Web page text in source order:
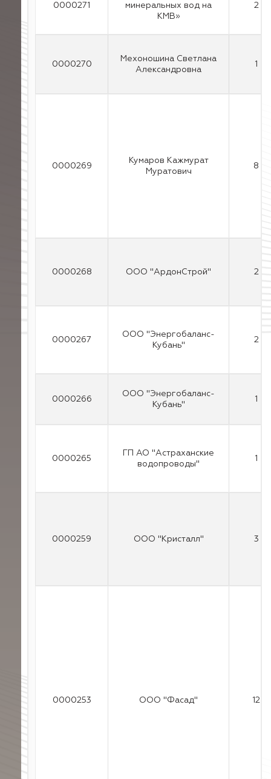
0000271
минеральных вод на
КМВ»
2
0000270
Мехоношина Светлана
Александровна
1
0000269
Кумаров Кажмурат
Муратович
8
0000268 ООО "АрдонСтрой" 2
0000267
ООО "Энергобаланс-
Кубань"
2
0000266
ООО "Энергобаланс-
Кубань"
1
0000265
ГП АО "Астраханские
водопроводы"
1
0000259 ООО "Кристалл" 3
0000253 ООО "Фасад" 12